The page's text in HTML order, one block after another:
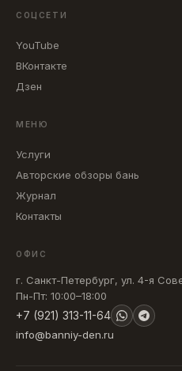
СОЦСЕТИ
YouTube
ВКонтакте
Дзен
МЕНЮ
Услуги
Авторские обзоры бань
Журнал
Контакты
ОФИС
г. Санкт-Петербург, ул. 4-я
Пн-Пт: 10:00–18:00
+7 (921) 313-11-64
info@banniy-den.ru